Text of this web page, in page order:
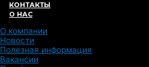
КОНТАКТЫ
О НАС
О компании
Новости
Полезная информация
Вакансии